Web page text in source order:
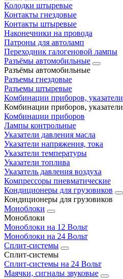
Колодки штыревые
Контакты гнездовые
Контакты штыревые
Наконечники на провода
Патроны для автоламп
Переходник галогеновой лампы
Разъёмы автомобильные
Разъёмы автомобильные
Разъемы гнездовые
Разъемы штыревые
Комбинации приборов, указатели
Комбинации приборов, указатели
Комбинации приборов
Лампы контрольные
Указатели давления масла
Указатели напряжения, тока
Указатели температуры
Указатели топлива
Указатель давления воздуха
Компрессоры пневматические
Кондиционеры для грузовиков
Кондиционеры для грузовиков
Моноблоки
Моноблоки
Моноблоки на 12 Вольт
Моноблоки на 24 Вольт
Сплит-системы
Сплит-системы
Сплит‑системы на 24 Вольт
Маячки, сигналы звуковые